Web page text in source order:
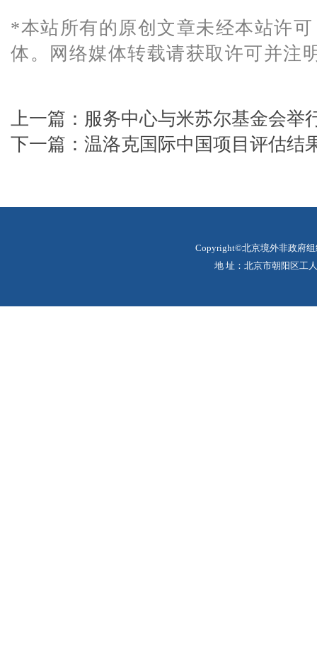
*本站所有的原创文章未经本站许
体。网络媒体转载请获取许可并注
上一篇： 服务中心与米苏尔基金会举
下一篇： 温洛克国际中国项目评估结
Copyright©北京境外非政府
地 址：北京市朝阳区工